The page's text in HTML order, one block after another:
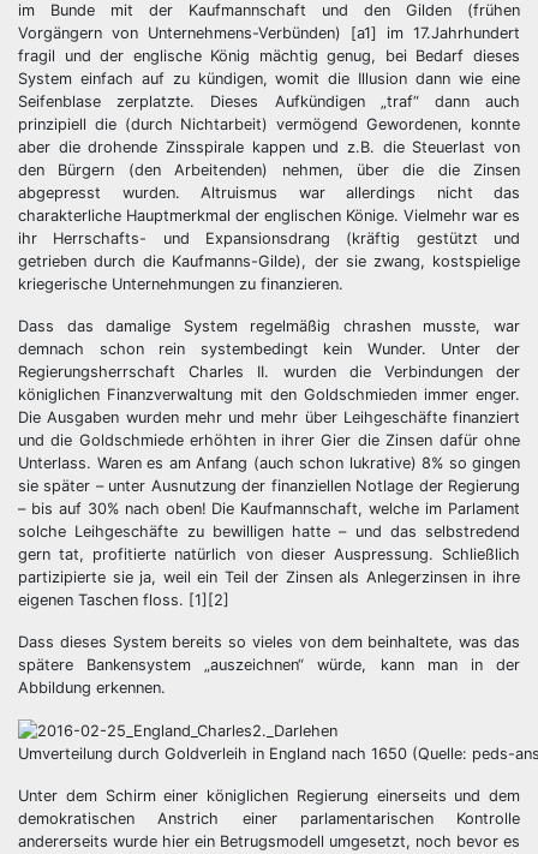
im Bunde mit der Kaufmannschaft und den Gilden (frühen
Vorgängern von Unternehmens-Verbünden) [a1] im 17.Jahrhundert
fragil und der englische König mächtig genug, bei Bedarf dieses
System einfach auf zu kündigen, womit die Illusion dann wie eine
Seifenblase zerplatzte. Dieses Aufkündigen „traf“ dann auch
prinzipiell die (durch Nichtarbeit) vermögend Gewordenen, konnte
aber die drohende Zinsspirale kappen und z.B. die Steuerlast von
den Bürgern (den Arbeitenden) nehmen, über die die Zinsen
abgepresst wurden. Altruismus war allerdings nicht das
charakterliche Hauptmerkmal der englischen Könige. Vielmehr war es
ihr Herrschafts- und Expansionsdrang (kräftig gestützt und
getrieben durch die Kaufmanns-Gilde), der sie zwang, kostspielige
kriegerische Unternehmungen zu finanzieren.
Dass das damalige System regelmäßig chrashen musste, war
demnach schon rein systembedingt kein Wunder. Unter der
Regierungsherrschaft Charles II. wurden die Verbindungen der
königlichen Finanzverwaltung mit den Goldschmieden immer enger.
Die Ausgaben wurden mehr und mehr über Leihgeschäfte finanziert
und die Goldschmiede erhöhten in ihrer Gier die Zinsen dafür ohne
Unterlass. Waren es am Anfang (auch schon lukrative) 8% so gingen
sie später – unter Ausnutzung der finanziellen Notlage der Regierung
– bis auf 30% nach oben! Die Kaufmannschaft, welche im Parlament
solche Leihgeschäfte zu bewilligen hatte – und das selbstredend
gern tat, profitierte natürlich von dieser Auspressung. Schließlich
partizipierte sie ja, weil ein Teil der Zinsen als Anlegerzinsen in ihre
eigenen Taschen floss. [1][2]
Dass dieses System bereits so vieles von dem beinhaltete, was das
spätere Bankensystem „auszeichnen“ würde, kann man in der
Abbildung erkennen.
Umverteilung durch Goldverleih in England nach 1650 (Quelle: peds-
Unter dem Schirm einer königlichen Regierung einerseits und dem
demokratischen Anstrich einer parlamentarischen Kontrolle
andererseits wurde hier ein Betrugsmodell umgesetzt, noch bevor es